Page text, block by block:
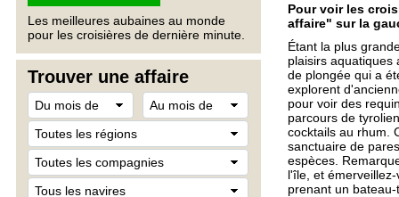
Les meilleures aubaines au monde
pour les croisières de dernière minute.
Trouver une affaire
Pour voir les
affaire" sur la
Étant la plus
plaisirs aquatiques
de plongée qui a
explorent
pour voir des
parcours de
cocktails au rhum.
sanctuaire de
espèces.
l'île, et
prenant un bateau-